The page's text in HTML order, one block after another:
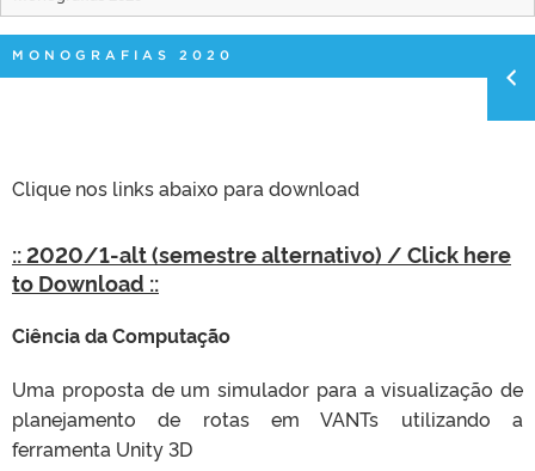
MONOGRAFIAS 2020
Clique nos links abaixo para download
:: 2020/1-alt (semestre alternativo) / Click here
to Download ::
Ciência da Computação
Uma proposta de um simulador para a visualização de
planejamento de rotas em VANTs utilizando a
ferramenta Unity 3D